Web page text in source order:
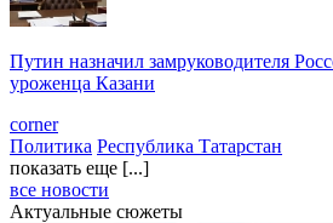
Путин назначил замруководителя
уроженца Казани
corner
Политика Республика Татарстан
показать еще [...]
все новости
Актуальные сюжеты